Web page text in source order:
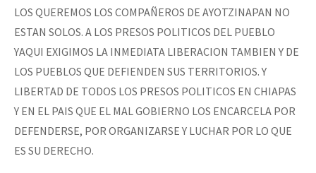
LOS QUEREMOS LOS COMPAÑEROS DE AYOTZINAPAN NO
ESTAN SOLOS. A LOS PRESOS POLITICOS DEL PUEBLO
YAQUI EXIGIMOS LA INMEDIATA LIBERACION TAMBIEN Y DE
LOS PUEBLOS QUE DEFIENDEN SUS TERRITORIOS. Y
LIBERTAD DE TODOS LOS PRESOS POLITICOS EN CHIAPAS
Y EN EL PAIS QUE EL MAL GOBIERNO LOS ENCARCELA POR
DEFENDERSE, POR ORGANIZARSE Y LUCHAR POR LO QUE
ES SU DERECHO.